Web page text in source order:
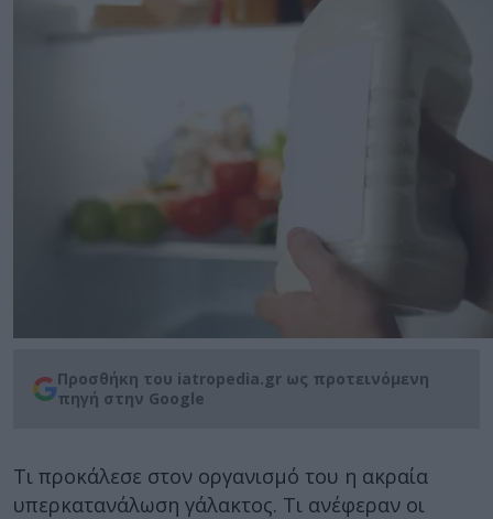
Προσθήκη του iatropedia.gr ως προτεινόμενη
πηγή στην Google
Τι προκάλεσε στον οργανισμό του η ακραία
υπερκατανάλωση γάλακτος. Τι ανέφεραν οι